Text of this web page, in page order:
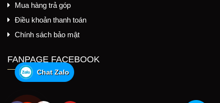
Mua hàng trả góp
Điều khoản thanh toán
Chính sách bảo mật
FANPAGE FACEBOOK
Chat Zalo